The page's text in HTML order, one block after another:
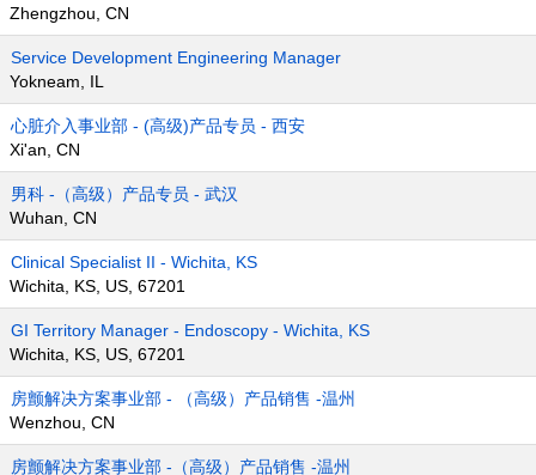
Zhengzhou, CN
Service Development Engineering Manager
Yokneam, IL
心脏介入事业部 - (高级)产品专员 - 西安
Xi'an, CN
男科 -（高级）产品专员 - 武汉
Wuhan, CN
Clinical Specialist II - Wichita, KS
Wichita, KS, US, 67201
GI Territory Manager - Endoscopy - Wichita, KS
Wichita, KS, US, 67201
房颤解决方案事业部 - （高级）产品销售 -温州
Wenzhou, CN
房颤解决方案事业部 -（高级）产品销售 -温州